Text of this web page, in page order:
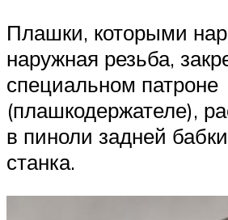
Плашки, которыми
наружная резьба,
специальном патроне
(плашкодержателе),
в пиноли задней
станка.